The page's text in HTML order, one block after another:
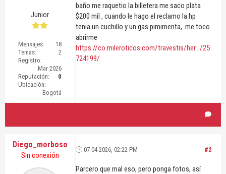
Junior
Mensajes:
18
Temas:
2
Registro:
Mar 2026
Reputación:
0
Ubicación:
Bogotá
baño me raquetio la billetera me saco plata
$200 mil , cuando le hago el reclamo la hp
tenia un cuchillo y un gas pimimenta, me toco
abrirme
https://co.mileroticos.com/travestis/her.../25
724199/
Diego_morboso
Sin conexión
#2
07-04-2026, 02:22 PM
Parcero que mal eso, pero ponga fotos, así